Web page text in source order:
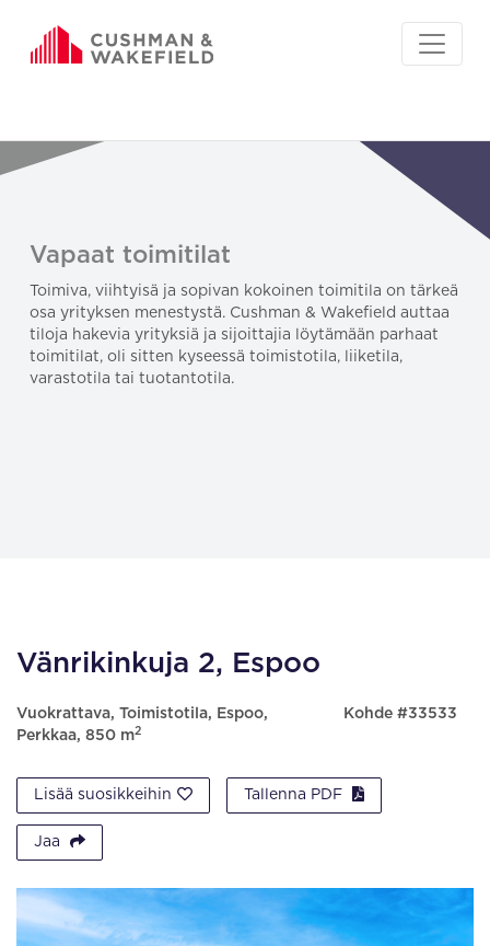
Vapaat toimitilat
Toimiva, viihtyisä ja sopivan kokoinen toimitila on tärkeä
osa yrityksen menestystä. Cushman & Wakefield auttaa
tiloja hakevia yrityksiä ja sijoittajia löytämään parhaat
toimitilat, oli sitten kyseessä toimistotila, liiketila,
varastotila tai tuotantotila.
Vänrikinkuja 2, Espoo
Vuokrattava, Toimistotila, Espoo,
Perkkaa, 850 m2
Kohde #33533
Lisää suosikkeihin Tallenna PDF
Jaa